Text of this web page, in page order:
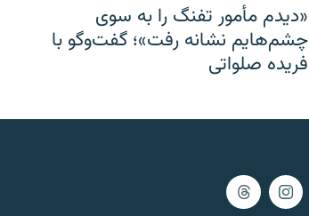
«دیدم مأمور تفنگ را به سوی
چشم‌هایم نشانه رفت»؛ گفت‌و‌گو با
فریده صلواتی